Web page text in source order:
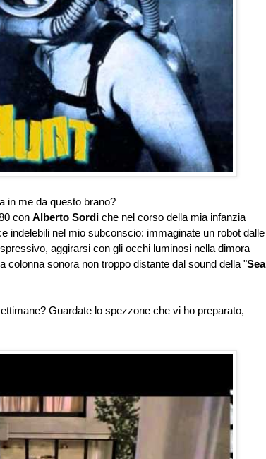
in me da questo brano?
con Alberto Sordi che nel corso della mia infanzia
indelebili nel mio subconscio: immaginate un robot dalle
aggirarsi con gli occhi luminosi nella dimora
colonna sonora non troppo distante dal sound della "Sea
Guardate lo spezzone che vi ho preparato,